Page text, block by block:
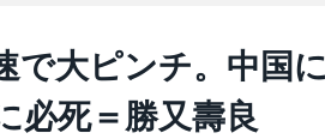
で大ピンチ。中国に
必死＝勝又壽良